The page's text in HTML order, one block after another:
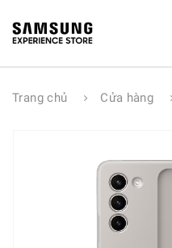
Trang chủ Cửa hàng